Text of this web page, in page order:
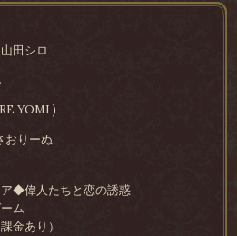
山田シロ
YOMI )
りーぬ
◆偉人たちと恋の誘惑
ム
金あり）